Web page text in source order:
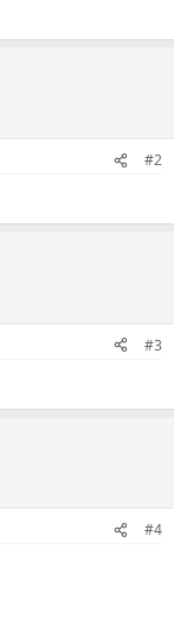
#2
#3
#4